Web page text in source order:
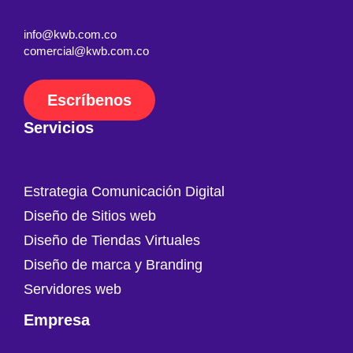
info@kwb.com.co
comercial@kwb.com.co
Escríbenos
Servicios
Estrategia Comunicación Digital
Diseño de Sitios web
Diseño de Tiendas Virtuales
Diseño de marca y Branding
Servidores web
Empresa